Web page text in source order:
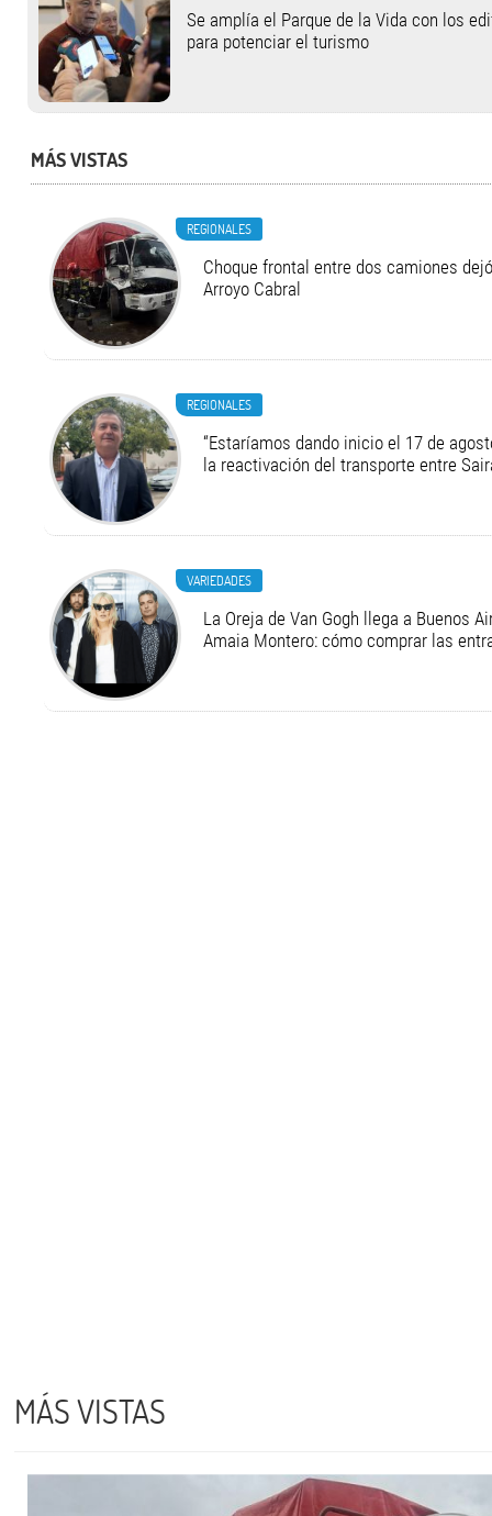
Se amplía el Parque de la Vida con los
para potenciar el turismo
MÁS VISTAS
REGIONALES
Choque frontal entre dos camiones
Arroyo Cabral
REGIONALES
“Estaríamos dando inicio el 17 de
la reactivación del transporte entre
VARIEDADES
La Oreja de Van Gogh llega a Buenos
Amaia Montero: cómo comprar las
MÁS VISTAS